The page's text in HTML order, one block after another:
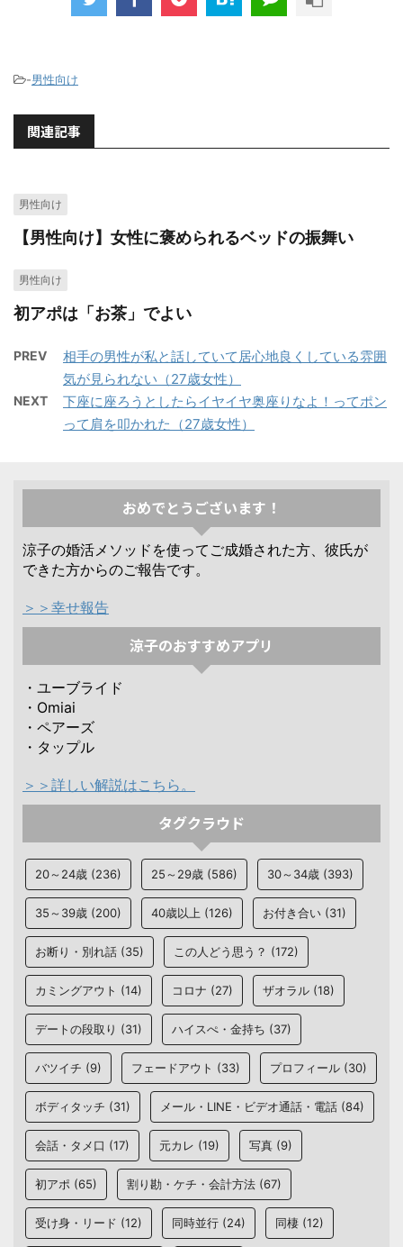
-男性向け
関連記事
男性向け
【男性向け】女性に褒められるベッドの振舞い
男性向け
初アポは「お茶」でよい
PREV
相手の男性が私と話していて居心地良くしている雰囲
気が見られない（27歳女性）
NEXT
下座に座ろうとしたらイヤイヤ奥座りなよ！ってポン
って肩を叩かれた（27歳女性）
おめでとうございます！
涼子の婚活メソッドを使ってご成婚された方、彼氏が
できた方からのご報告です。
＞＞幸せ報告
涼子のおすすめアプリ
・ユーブライド
・Omiai
・ペアーズ
・タップル
＞＞詳しい解説はこちら。
タグクラウド
20～24歳 (236) 25～29歳 (586) 30～34歳 (393)
35～39歳 (200) 40歳以上 (126) お付き合い (31)
お断り・別れ話 (35) この人どう思う？ (172)
カミングアウト (14) コロナ (27) ザオラル (18)
デートの段取り (31) ハイスぺ・金持ち (37)
バツイチ (9) フェードアウト (33) プロフィール (30)
ボディタッチ (31) メール・LINE・ビデオ通話・電話 (84)
会話・タメ口 (17) 元カレ (19) 写真 (9)
初アポ (65) 割り勘・ケチ・会計方法 (67)
受け身・リード (12) 同時並行 (24) 同棲 (12)